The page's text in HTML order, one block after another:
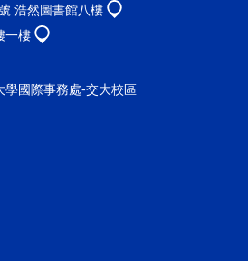
浩然圖書館八樓
一樓
國際事務處-交大校區